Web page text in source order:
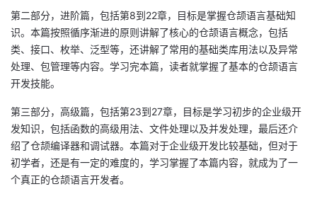
者
我
的
博
客
我
的
论
我
的
我
第二部分，进阶篇，包括第8到22章，目标是掌握仓颉语言基础知
识。本篇按照循序渐进的原则讲解了核心的仓颉语言概念，包括
类、接口、枚举、泛型等，还讲解了常用的基础类库用法以及异常
处理、包管理等内容。学习完本篇，读者就掌握了基本的仓颉语言
开发技能。
第三部分，高级篇，包括第23到27章，目标是学习初步的企业级开
发知识，包括函数的高级用法、文件处理以及并发处理，最后还介
绍了仓颉编译器和调试器。本篇对于企业级开发比较基础，但对于
初学者，还是有一定的难度的，学习掌握了本篇内容，就成为了一
个真正的仓颉语言开发者。